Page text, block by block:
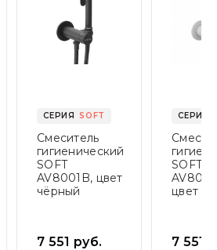
CЕРИЯ SOFT
Смеситель
гигиенический
SOFT
AV8001B, цвет
чёрный
7 551 руб.
CЕРИЯ
SOFT
цвет
7 551